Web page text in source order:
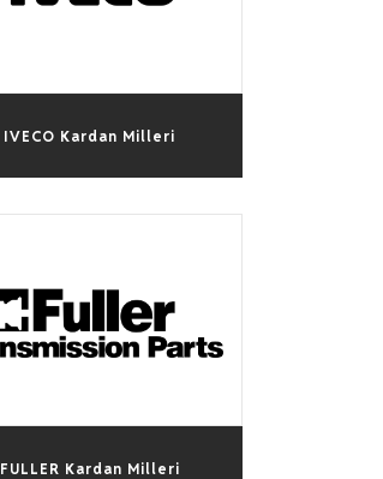
IVECO Kardan Milleri
FULLER Kardan Milleri